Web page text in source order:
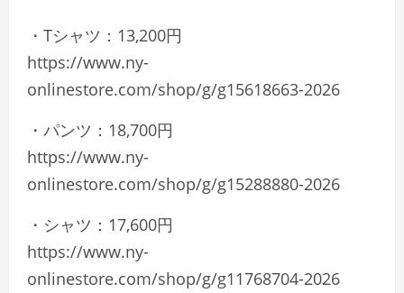
・Tシャツ：13,200円
https://www.ny-
onlinestore.com/shop/g/g15618663-2026
・パンツ：18,700円
https://www.ny-
onlinestore.com/shop/g/g15288880-2026
・シャツ：17,600円
https://www.ny-
onlinestore.com/shop/g/g11768704-2026